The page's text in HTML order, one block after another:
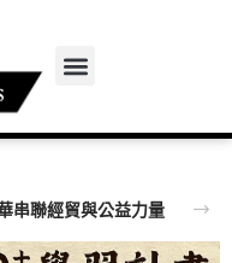
串聯經貿與公益力量